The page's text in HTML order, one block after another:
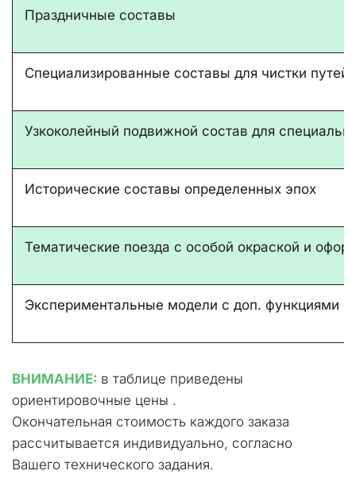
Праздничные составы
Специализированные составы для чистки путей
Узкоколейный подвижной состав для
Исторические составы определенных эпох
Тематические поезда с особой окраской и
Экспериментальные модели с доп. функциями
ВНИМАНИЕ: в таблице приведены
ориентировочные цены .
Окончательная стоимость каждого заказа
рассчитывается индивидуально, согласно
Вашего технического задания.